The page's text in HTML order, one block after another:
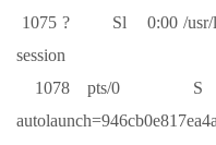
1075 ? Sl 0:00 /usr/
session
1078 pts/0 S